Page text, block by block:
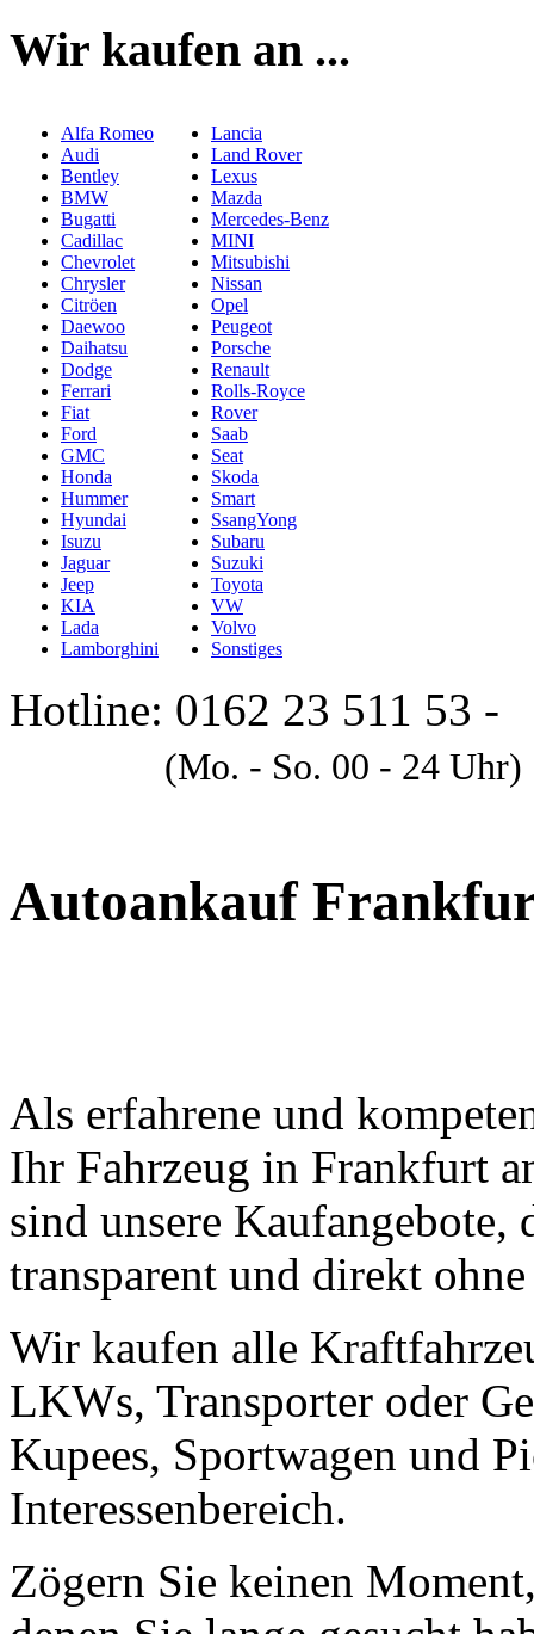
Wir kaufen an ...
Alfa Romeo
Audi
Bentley
BMW
Bugatti
Cadillac
Chevrolet
Chrysler
Citröen
Daewoo
Daihatsu
Dodge
Ferrari
Fiat
Ford
GMC
Honda
Hummer
Hyundai
Isuzu
Jaguar
Jeep
KIA
Lada
Lamborghini
Lancia
Land Rover
Lexus
Mazda
Mercedes-Benz
MINI
Mitsubishi
Nissan
Opel
Peugeot
Porsche
Renault
Rolls-Royce
Rover
Saab
Seat
Skoda
Smart
SsangYong
Subaru
Suzuki
Toyota
VW
Volvo
Sonstiges
Hotline: 0162 23 511 53 -
(Mo. - So. 00 - 24 Uhr)
Autoankauf
Als erfahrene und
Ihr Fahrzeug in Frankfurt
sind unsere
transparent und direkt
Wir kaufen alle
LKWs, Transporter oder
Kupees, Sportwagen und
Interessenbereich.
Zögern Sie keinen